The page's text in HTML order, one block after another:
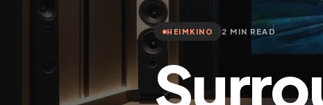
HEIMKINO 2 MIN READ